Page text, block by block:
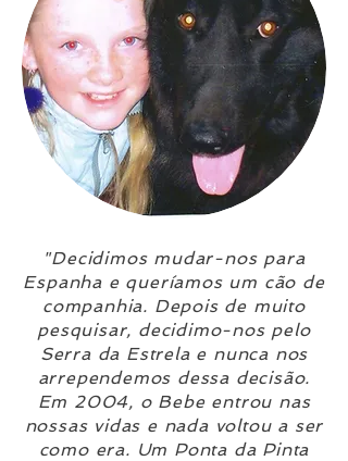
"Decidimos mudar-nos para
Espanha e queríamos um cão de
companhia. Depois de muito
pesquisar, decidimo-nos pelo
Serra da Estrela e nunca nos
arrependemos dessa decisão.
Em 2004, o Bebe entrou nas
nossas vidas e nada voltou a ser
como era. Um Ponta da Pinta